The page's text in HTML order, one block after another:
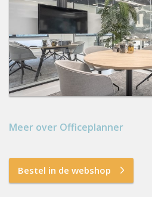
Meer over Officeplanner
Bestel in de webshop